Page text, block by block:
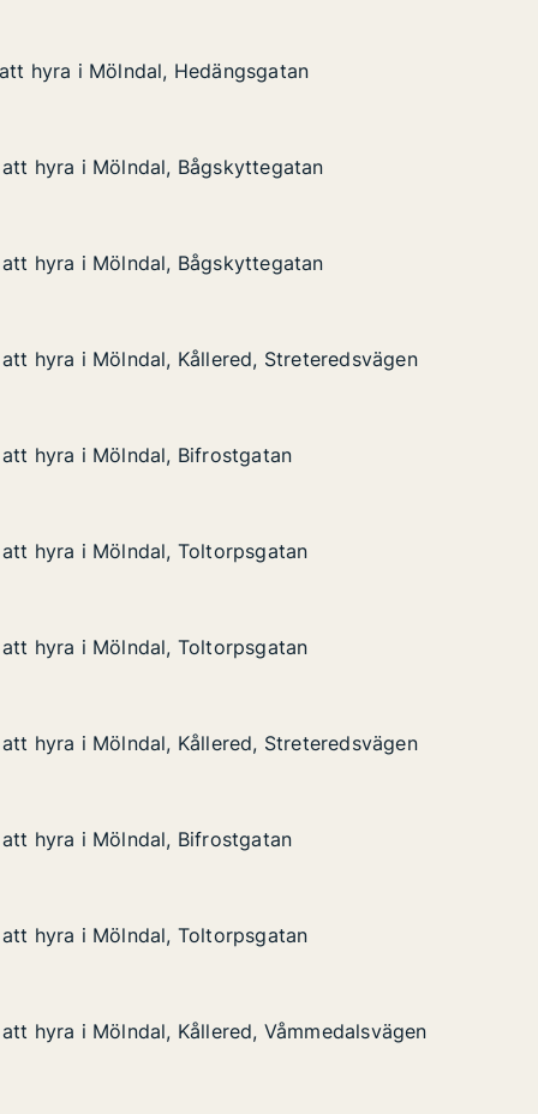
Hedängsgatan
hyra i Mölndal, Hedängsgatan
hyra i Mölndal, Hedängsgatan
Bågskyttegatan
hyra i Mölndal, Bågskyttegatan
hyra i Mölndal, Bågskyttegatan
Bågskyttegatan
hyra i Mölndal, Bågskyttegatan
hyra i Mölndal, Bågskyttegatan
Kållered, Streteredsvägen
hyra i Mölndal, Kållered, Streteredsvägen
hyra i Mölndal, Kållered, Streteredsvägen
Bifrostgatan
hyra i Mölndal, Bifrostgatan
hyra i Mölndal, Bifrostgatan
Toltorpsgatan
hyra i Mölndal, Toltorpsgatan
hyra i Mölndal, Toltorpsgatan
Toltorpsgatan
hyra i Mölndal, Toltorpsgatan
hyra i Mölndal, Toltorpsgatan
Kållered, Streteredsvägen
hyra i Mölndal, Kållered, Streteredsvägen
hyra i Mölndal, Kållered, Streteredsvägen
Bifrostgatan
hyra i Mölndal, Bifrostgatan
hyra i Mölndal, Bifrostgatan
Toltorpsgatan
hyra i Mölndal, Toltorpsgatan
hyra i Mölndal, Toltorpsgatan
Kållered, Våmmedalsvägen
hyra i Mölndal, Kållered, Våmmedalsvägen
hyra i Mölndal, Kållered, Våmmedalsvägen